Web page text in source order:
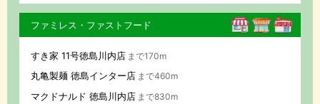
ファミレス・ファストフード
すき家 11号徳島川内店 まで170m
丸亀製麺 徳島インター店 まで460m
マクドナルド 徳島川内店 まで830m